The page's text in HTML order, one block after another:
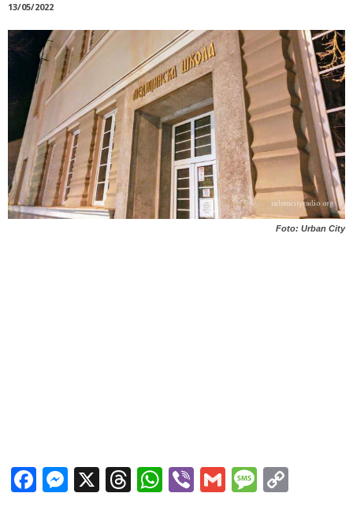
13/05/2022
Foto: Urban City
Facebook
Messenger
X Threads
WhatsApp
ViberGmail